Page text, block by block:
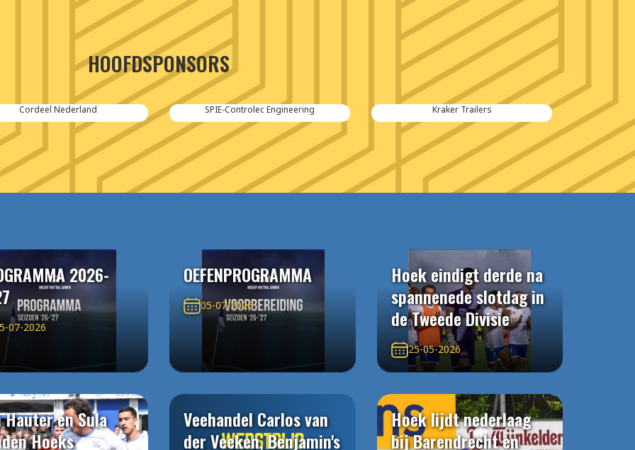
HOOFDSPONSORS
Cordeel Nederland SPIE-Controlec Engineering Kraker Trailers
2026-
07-2026
OEFENPROGRAMMA
05-07-2026
Hoek eindigt derde na
spannenede slotdag in
de Tweede Divisie
25-05-2026
Hauter en Sula
Hoeks
Veehandel Carlos van
der Veeken, Benjamin's
Hoek lijdt nederlaag
bij Barendrecht en